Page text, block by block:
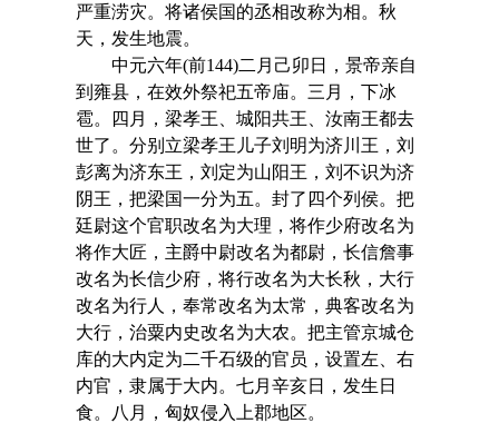
严重涝灾。将诸侯国的丞相改称为相。秋
天，发生地震。
中元六年(前144)二月己卯日，景帝亲自
到雍县，在效外祭祀五帝庙。三月，下冰
雹。四月，梁孝王、城阳共王、汝南王都去
世了。分别立梁孝王儿子刘明为济川王，刘
彭离为济东王，刘定为山阳王，刘不识为济
阴王，把梁国一分为五。封了四个列侯。把
廷尉这个官职改名为大理，将作少府改名为
将作大匠，主爵中尉改名为都尉，长信詹事
改名为长信少府，将行改名为大长秋，大行
改名为行人，奉常改名为太常，典客改名为
大行，治粟内史改名为大农。把主管京城仓
库的大内定为二千石级的官员，设置左、右
内官，隶属于大内。七月辛亥日，发生日
食。八月，匈奴侵入上郡地区。